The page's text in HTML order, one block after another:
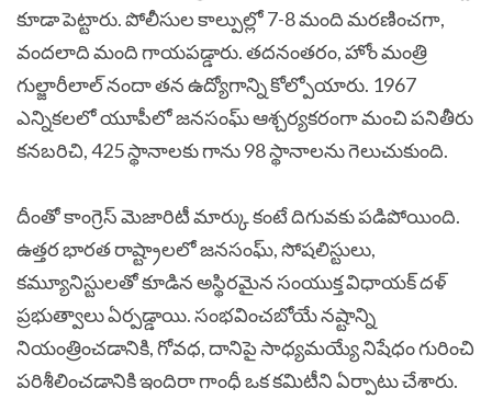
కూడా పెట్టారు. పోలీసుల కాల్పుల్లో 7-8 మంది మరణించగా,
వందలాది మంది గాయపడ్డారు. తదనంతరం, హోం మంత్రి
గుల్జారీలాల్ నందా తన ఉద్యోగాన్ని కోల్పోయారు. 1967
ఎన్నికలలో యూపీలో జనసంఘ్ ఆశ్చర్యకరంగా మంచి పనితీరు
కనబరిచి, 425 స్థానాలకు గాను 98 స్థానాలను గెలుచుకుంది.
దీంతో కాంగ్రెస్ మెజారిటీ మార్కు కంటే దిగువకు పడిపోయింది.
ఉత్తర భారత రాష్ట్రాలలో జనసంఘ్, సోషలిస్టులు,
కమ్యూనిస్టులతో కూడిన అస్థిరమైన సంయుక్త విధాయక్ దళ్
ప్రభుత్వాలు ఏర్పడ్డాయి. సంభవించబోయే నష్టాన్ని
నియంత్రించడానికి, గోవధ, దానిపై సాధ్యమయ్యే నిషేధం గురించి
పరిశీలించడానికి ఇందిరా గాంధీ ఒక కమిటీని ఏర్పాటు చేశారు.